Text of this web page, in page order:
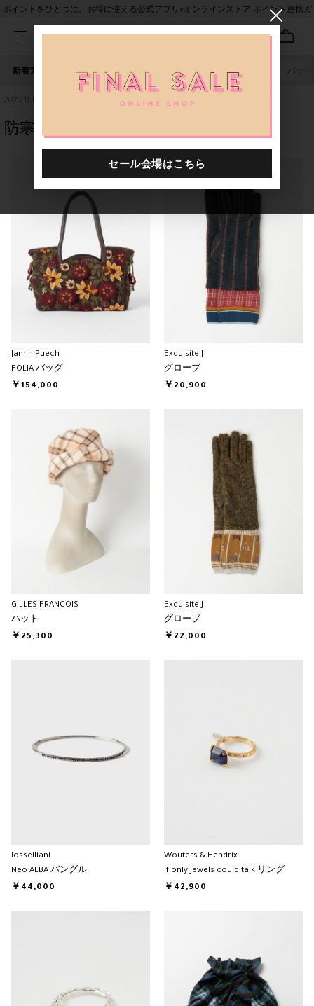
ポイントをひとつに。お得に使える公式アプリ×オンラインストア ポイント連携ガ
新着アイテム 人気ワード セール 40th限定 バッグ
2023.11.13
防寒対策でもおしゃれを忘れずに🧣🌬
Jamin Puech
FOLIA バッグ
￥154,000
Exquisite J
グローブ
￥20,900
GILLES FRANCOIS
ハット
￥25,300
Exquisite J
グローブ
￥22,000
Iosselliani
Neo ALBA バングル
￥44,000
Wouters & Hendrix
If only Jewels could talk リング
￥42,900